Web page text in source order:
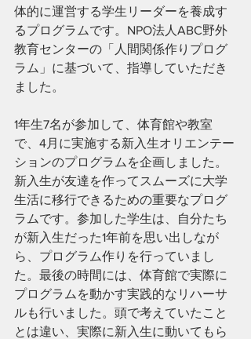
体的に運営する学生リーダーを養成す
るプログラムです。NPO法人ABC野外
教育センターの「人間関係作りプログ
ラム」に基づいて、指導していただき
ました。
1年生7名が参加して、体育館や教室
で、4月に実施する新入生オリエンテー
ションのプログラムを企画しました。
新入生が友達を作ってスムーズに大学
生活に移行できるための重要なプログ
ラムです。参加した学生は、自分たち
が新入生だった1年前を思い出しなが
ら、プログラム作りを行っていまし
た。最後の時間には、体育館で実際に
プログラムを動かす実践的なリハーサ
ルも行いました。頭で考えていたこと
とは違い、実際に新入生に動いてもら